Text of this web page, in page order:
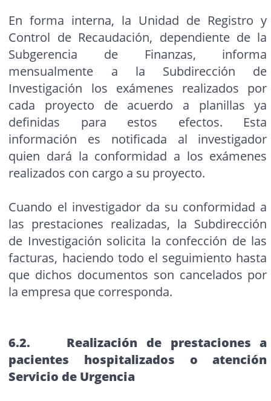
En forma interna, la Unidad de Registro y
Control de Recaudación, dependiente de la
Subgerencia de Finanzas, informa
mensualmente a la Subdirección de
Investigación los exámenes realizados por
cada proyecto de acuerdo a planillas ya
definidas para estos efectos. Esta
información es notificada al investigador
quien dará la conformidad a los exámenes
realizados con cargo a su proyecto.
Cuando el investigador da su conformidad a
las prestaciones realizadas, la Subdirección
de Investigación solicita la confección de las
facturas, haciendo todo el seguimiento hasta
que dichos documentos son cancelados por
la empresa que corresponda.
6.2. Realización de prestaciones a
pacientes hospitalizados o atención
Servicio de Urgencia